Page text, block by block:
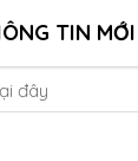
TIN MỚI